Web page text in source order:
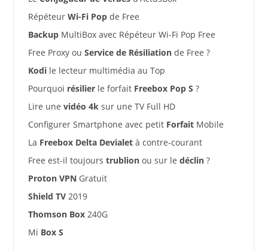
Répéteur Wi-Fi Popde Free
BackupMultiBox avec Répéteur Wi-Fi Pop Free
Free Proxy ou Service de Résiliationde Free ?
Kodile lecteur multimédia au Top
Pourquoi résilierle forfait Freebox Pop S ?
Lire une vidéo 4ksur une TV Full HD
Configurer Smartphone avec petit ForfaitMobile
La Freebox Delta Devialetà contre-courant
Free est-il toujours trublionou sur le déclin?
Proton VPN Gratuit
Shield TV2019
Thomson Box240G
Mi Box S